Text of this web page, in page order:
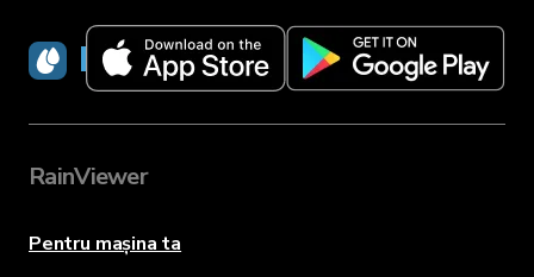
RainViewer
RainViewer
Pentru mașina ta